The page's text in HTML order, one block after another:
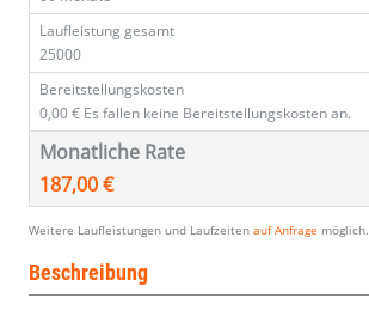
Laufleistung gesamt
25000
Bereitstellungskosten
0,00 € Es fallen keine Bereitstellungskosten an.
Monatliche Rate
187,00 €
Weitere Laufleistungen und Laufzeiten auf Anfrage möglich.
Beschreibung